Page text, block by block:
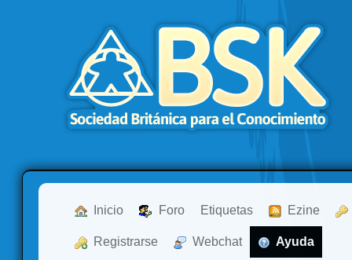
Inicio Foro Etiquetas Ezine
Registrarse Webchat Ayuda